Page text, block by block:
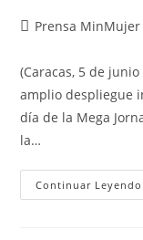
Prensa MinMujer
(Caracas, 5 de
amplio despliegue
día de la Mega
la…
Continuar Leyendo